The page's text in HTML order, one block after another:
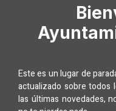
Este es un lugar de
actualizado sobre todos
las últimas novedades,